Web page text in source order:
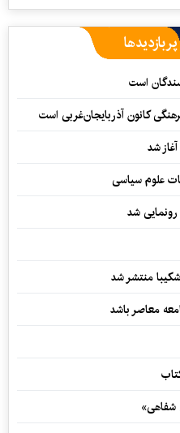
پربازدیدها
است
کانون آذربایجان‌غربی است
شد
علوم سیاسی
شد
منتشر شد
معاصر باشد
شفاهی»